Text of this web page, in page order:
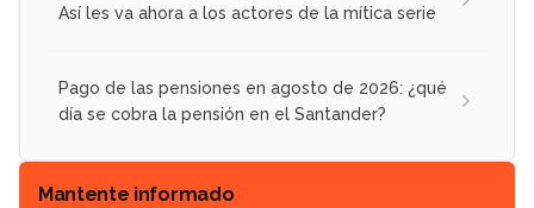
Así les va ahora a los actores de la mítica serie
Pago de las pensiones en agosto de 2026: ¿qué
día se cobra la pensión en el Santander?
Mantente informado